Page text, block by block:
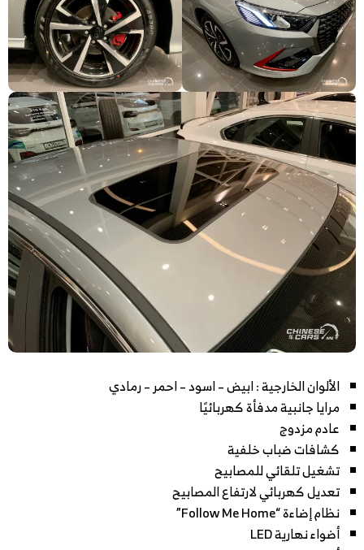
الألوان الخارجية : ابيض – اسود – احمر – رمادي
مرايا جانبية مدفأة كهربائيًا
عادم مزدوج
كشافات ضباب خلفية
تشغيل تلقائي للمصابيح
تعديل كهربائي لارتفاع المصابيح
نظام إضاءة “Follow Me Home”
أضواء نهارية LED